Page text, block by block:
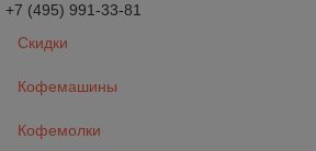
+7 (495) 991-33-81
Скидки
Кофемашины
Кофемолки